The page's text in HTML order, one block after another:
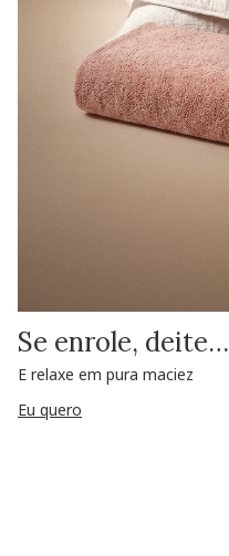
Se enrole, deite…
E relaxe em pura maciez
Eu quero